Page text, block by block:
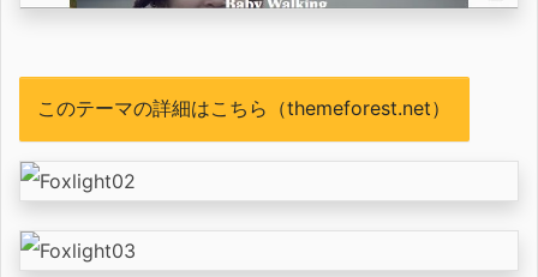
このテーマの詳細はこちら（themeforest.net）